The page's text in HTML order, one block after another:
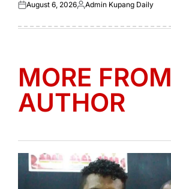
Posted
August 6, 2026Posted
Admin Kupang Daily
MORE FROM
AUTHOR